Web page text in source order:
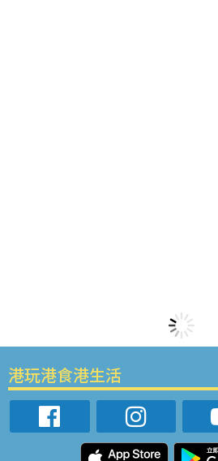
港玩港食港生活